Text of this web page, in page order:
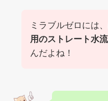
ミラブルゼロには
用のストレート水流
んだよね！